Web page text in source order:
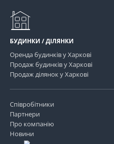
БУДИНКИ / ДІЛЯНКИ
Оренда будинків у Харкові
Продаж будинків у Харкові
Продаж ділянок у Харкові
Співробітники
Партнери
Про компанію
Новини